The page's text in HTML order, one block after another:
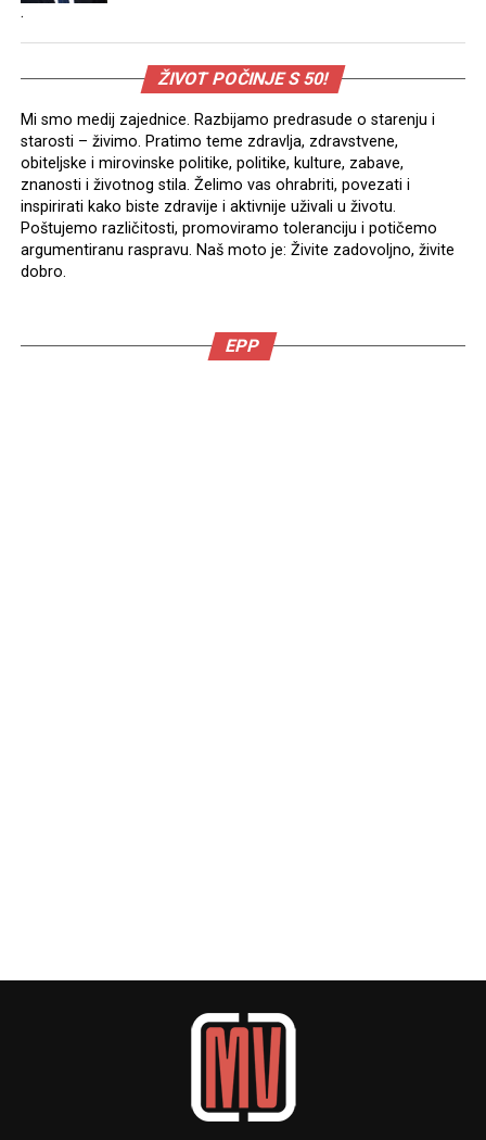
.
ŽIVOT POČINJE S 50!
Mi smo medij zajednice. Razbijamo predrasude o starenju i
starosti – živimo. Pratimo teme zdravlja, zdravstvene,
obiteljske i mirovinske politike, politike, kulture, zabave,
znanosti i životnog stila. Želimo vas ohrabriti, povezati i
inspirirati kako biste zdravije i aktivnije uživali u životu.
Poštujemo različitosti, promoviramo toleranciju i potičemo
argumentiranu raspravu. Naš moto je: Živite zadovoljno, živite
dobro.
EPP